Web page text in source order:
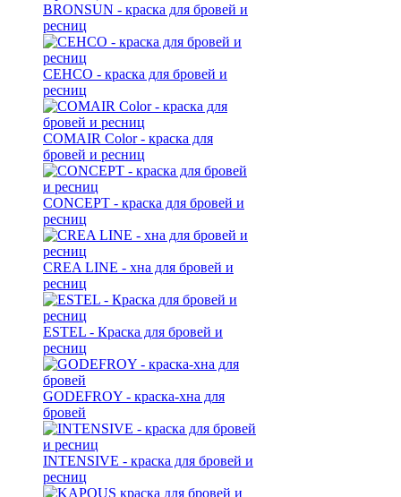
BRONSUN - краска для бровей и
ресниц
CEHCO - краска для бровей и
ресниц
COMAIR Color - краска для
бровей и ресниц
CONCEPT - краска для бровей и
ресниц
CREA LINE - хна для бровей и
ресниц
ESTEL - Краска для бровей и
ресниц
GODEFROY - краска-хна для
бровей
INTENSIVE - краска для бровей и
ресниц